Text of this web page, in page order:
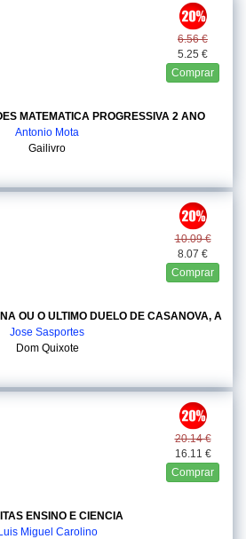
6.56 €
5.25 €
Comprar
MATEMATICA PROGRESSIVA 2 ANO
Antonio Mota
Gailivro
10.09 €
8.07 €
Comprar
OU O ULTIMO DUELO DE CASANOVA, A
Jose Sasportes
Dom Quixote
20.14 €
16.11 €
Comprar
ENSINO E CIENCIA
Luis Miguel Carolino